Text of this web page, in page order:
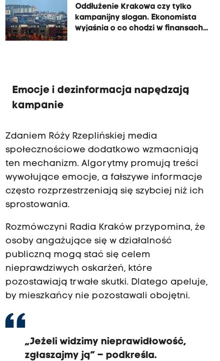
Oddłużenie Krakowa czy tylko
kampanijny slogan. Ekonomista
wyjaśnia o co chodzi w finansach
Emocje i dezinformacja napędzają
kampanie
Zdaniem Róży Rzeplińskiej media
społecznościowe dodatkowo wzmacniają
ten mechanizm. Algorytmy promują treści
wywołujące emocje, a fałszywe informacje
często rozprzestrzeniają się szybciej niż ich
sprostowania.
Rozmówczyni Radia Kraków przypomina, że
osoby angażujące się w działalność
publiczną mogą stać się celem
nieprawdziwych oskarżeń, które
pozostawiają trwałe skutki. Dlatego apeluje,
by mieszkańcy nie pozostawali obojętni.
„Jeżeli widzimy nieprawidłowość,
zgłaszajmy ją” – podkreśla.